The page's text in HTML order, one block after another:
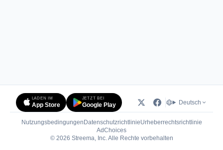
LADEN IM
App Store
JETZT BEI
Google Play Deutsch
Nutzungsbedingungen DatenschutzrichtlinieUrheberrechtsrichtlinie
AdChoices(öffnet in neuem Tab)
© 2026 Streema, Inc. Alle Rechte vorbehalten